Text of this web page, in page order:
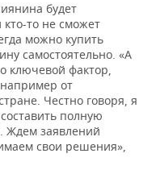
будет
кто-то не сможет
можно купить
самостоятельно. «А
ключевой фактор,
от
Честно говоря, я
полную
Ждем заявлений
свои решения»,